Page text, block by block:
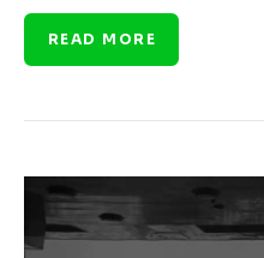
READ MORE